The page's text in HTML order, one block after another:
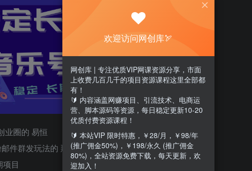
业圈的 易恒
件群发玩法的 那个帅哥
目
欢迎访问网创库🏹
网创库 | 专注优质VIP网课资源分享，市面
上收费几百几千的项目资源课程这里全部都
有！
🔰 内容涵盖网赚项目、引流技术、电商运
营、脚本源码等资源，每日稳定更新10-20
优质付费资源课程！
🔰 本站VIP 限时特惠，￥28/月，￥98/年
(推广佣金50%)，￥198/永久 (推广佣金
80%)，全站资源免费下载，每天更新，欢
迎加入！